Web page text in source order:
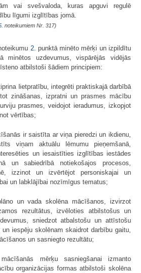
vai svešvaloda, kuras apguvi regulē
līgumi izglītības jomā.
noteikumiem Nr. 317)
2. punktā minēto mērķi un izpildītu
minētos uzdevumus, vispārējās vidējās
atbilstoši šādiem principiem:
lietpratību, integrēti praktiskajā darbībā
zināšanas, izpratni un prasmes mācību
prasmes, veidojot ieradumus, izkopjot
vērtības;
ir saistīta ar viņa pieredzi un ikdienu,
viņam aktuālu lēmumu pieņemšanā,
un iesaistīties izglītības iestādes
un sabiedrībā notiekošajos procesos,
izzinot un izvērtējot personiskajai un
un labklājībai nozīmīgus tematus;
un vada skolēna mācīšanos, izvirzot
rezultātus, izvēloties atbilstošus un
sniedzot atbalstošu un attīstošu
iespēju skolēnam skaidrot darbību gaitu,
un sasniegto rezultātu;
mērķu sasniegšanai izmanto
organizācijas formas atbilstoši skolēna